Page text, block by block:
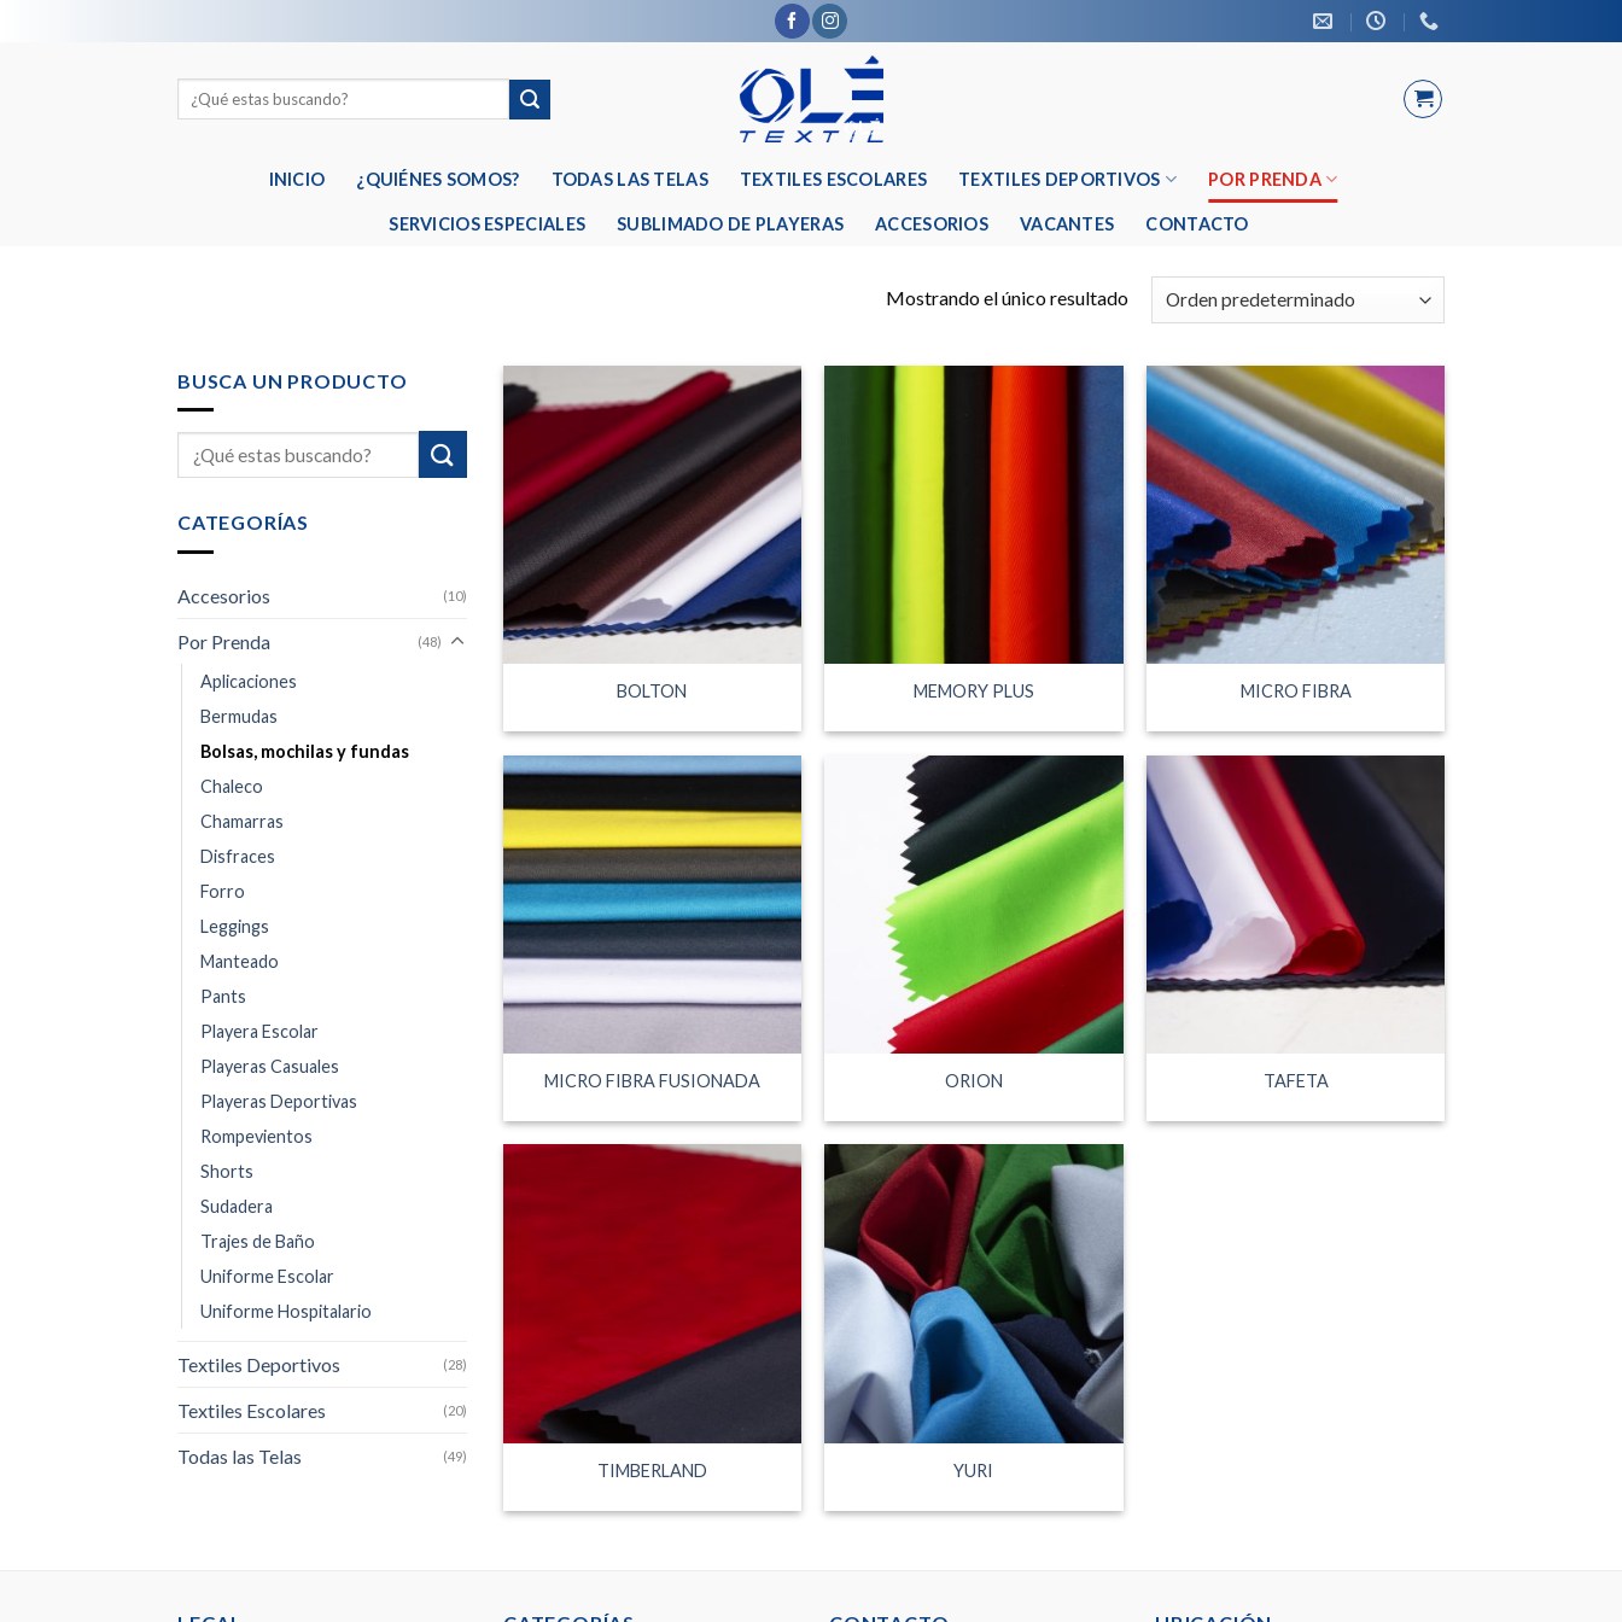
INICIO ¿QUIÉNES SOMOS? TODAS LAS TELAS TEXTILES ESCOLARES TEXTILES DEPORTIVOS POR PRENDA
SERVICIOS ESPECIALES SUBLIMADO DE PLAYERAS ACCESORIOS VACANTES CONTACTO
Mostrando el único resultado
BUSCA UN PRODUCTO
CATEGORÍAS
Accesorios (10)
Por Prenda (48)
Aplicaciones
Bermudas
Bolsas, mochilas y fundas
Chaleco
Chamarras
Disfraces
Forro
Leggings
Manteado
Pants
Playera Escolar
Playeras Casuales
Playeras Deportivas
Rompevientos
Shorts
Sudadera
Trajes de Baño
Uniforme Escolar
Uniforme Hospitalario
Textiles Deportivos (28)
Textiles Escolares (20)
Todas las Telas (49)
BOLTON MEMORY PLUS MICRO FIBRA
MICRO FIBRA FUSIONADA ORION TAFETA
TIMBERLAND YURI